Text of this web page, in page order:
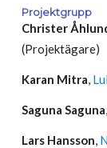
Projektgrupp
Christer
(Projektägare)
Karan Mitra,
Saguna Saguna,
Lars Hansson,